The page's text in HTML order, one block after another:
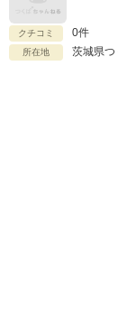
クチコミ 0件
所在地 茨城県つ